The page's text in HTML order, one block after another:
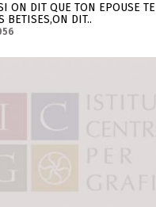
ON DIT QUE TON EPOUSE TE
BETISES,ON DIT..